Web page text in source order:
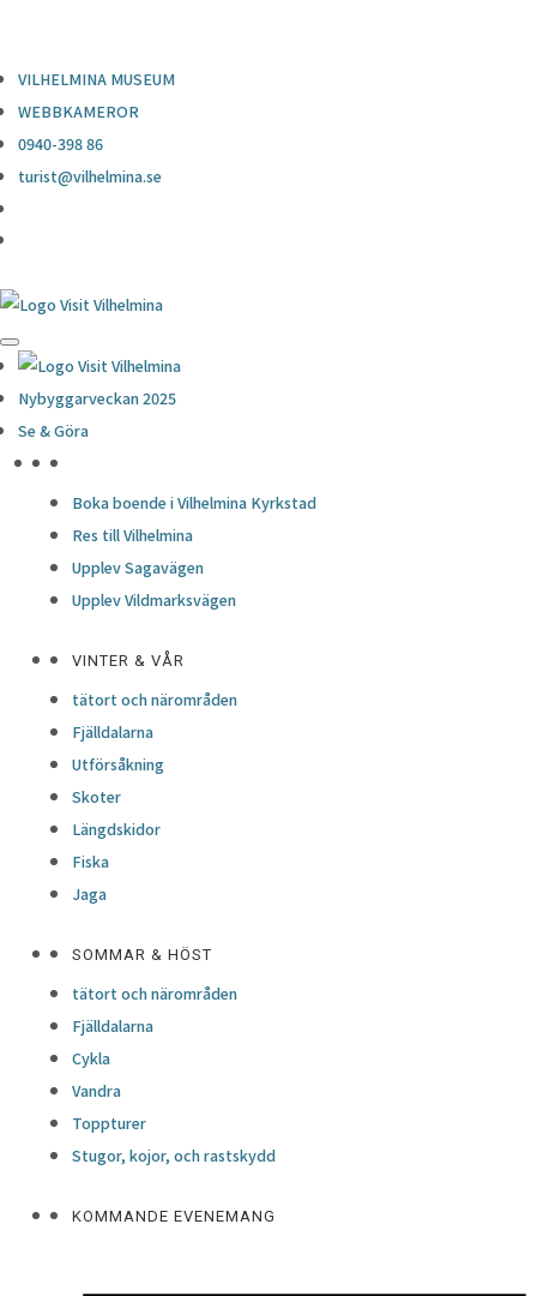
VILHELMINA MUSEUM
WEBBKAMEROR
0940-398 86
turist@vilhelmina.se
Nybyggarveckan 2025
Se & Göra
Boka boende i Vilhelmina Kyrkstad
Res till Vilhelmina
Upplev Sagavägen
Upplev Vildmarksvägen
VINTER & VÅR
tätort och närområden
Fjälldalarna
Utförsåkning
Skoter
Längdskidor
Fiska
Jaga
SOMMAR & HÖST
tätort och närområden
Fjälldalarna
Cykla
Vandra
Toppturer
Stugor, kojor, och rastskydd
KOMMANDE EVENEMANG